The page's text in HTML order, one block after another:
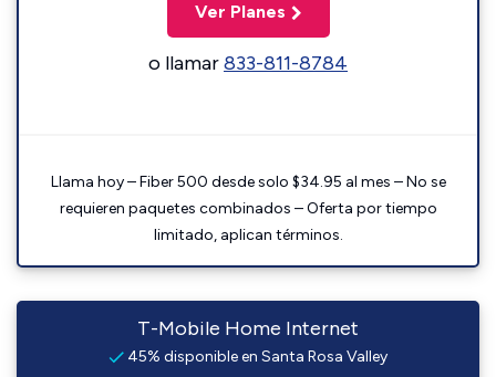
Ver Planes
o llamar833-811-8784
Llama hoy – Fiber 500 desde solo $34.95 al mes – No se
requieren paquetes combinados – Oferta por tiempo
limitado, aplican términos.
T-Mobile Home Internet
45% disponible en Santa Rosa Valley